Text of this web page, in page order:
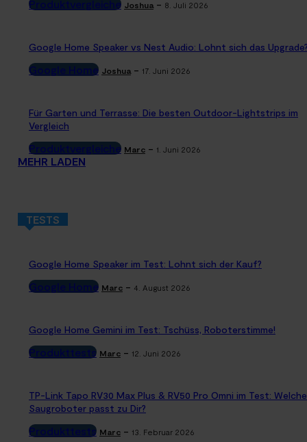
Produktvergleiche Joshua - 8. Juli 2026
Google Home Speaker vs Nest Audio: Lohnt sich das
Google Home Joshua - 17. Juni 2026
Für Garten und Terrasse: Die besten Outdoor-Lightstrips im
Vergleich
Produktvergleiche Marc - 1. Juni 2026
MEHR LADEN
TESTS
Google Home Speaker im Test: Lohnt sich der Kauf?
Google Home Marc - 4. August 2026
Google Home Gemini im Test: Tschüss, Roboterstimme!
Produkttests Marc - 12. Juni 2026
TP-Link Tapo RV30 Max Plus & RV50 Pro Omni im Test:
Saugroboter passt zu Dir?
Produkttests Marc - 13. Februar 2026